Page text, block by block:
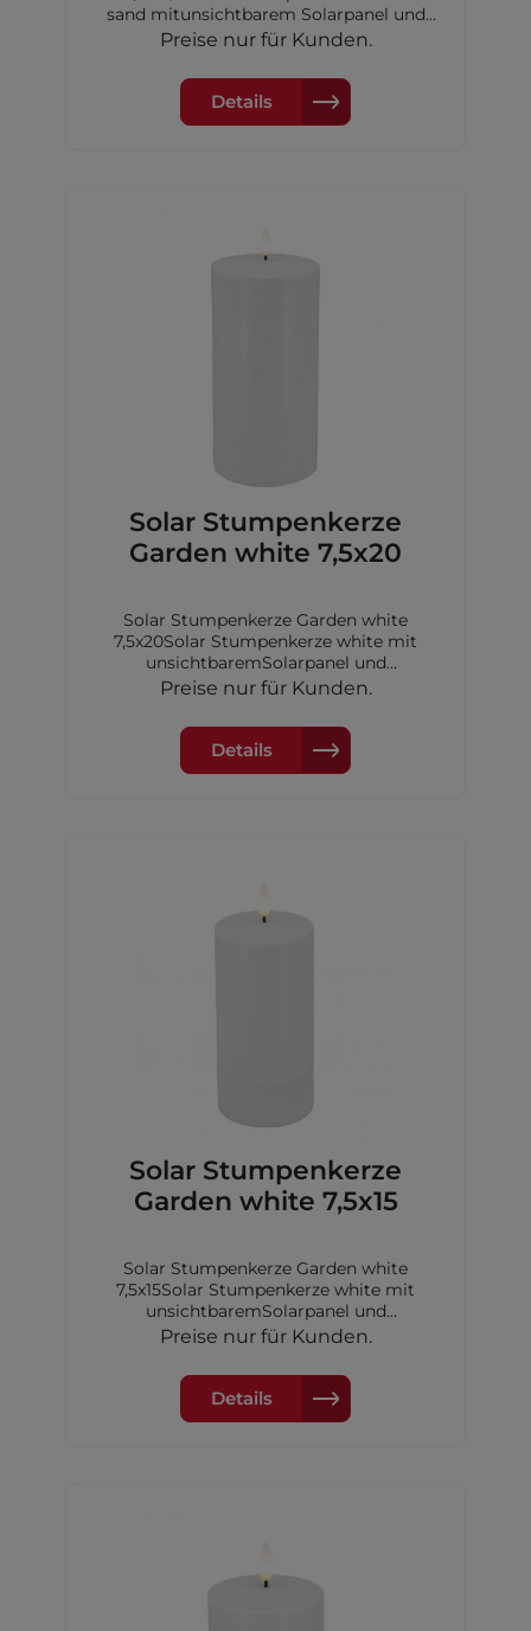
sand mitunsichtbarem Solarpanel und
Dimmerungssensor,Kerzengrößen: 2x
Akku Ni-MH 600 mAh
Preise nur für Kunden.
Details
Solar Stumpenkerze
Garden white 7,5x20
Solar Stumpenkerze Garden white
7,5x20Solar Stumpenkerze white mit
unsichtbaremSolarpanel und
Dimmerungssensor, 7,5x20 cm,inkl. 1xAA
Preise nur für Kunden.
Details
Solar Stumpenkerze
Garden white 7,5x15
Solar Stumpenkerze Garden white
7,5x15Solar Stumpenkerze white mit
unsichtbaremSolarpanel und
Dimmerungssensor, 7,5x15 cm,inkl. 1xAA
Preise nur für Kunden.
Details